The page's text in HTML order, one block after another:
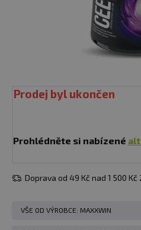
Prodej byl ukončen
Prohlédněte si nabízené
Doprava od 49 Kč nad 1 500 Kč
VŠE OD VÝROBCE: MAXXWIN